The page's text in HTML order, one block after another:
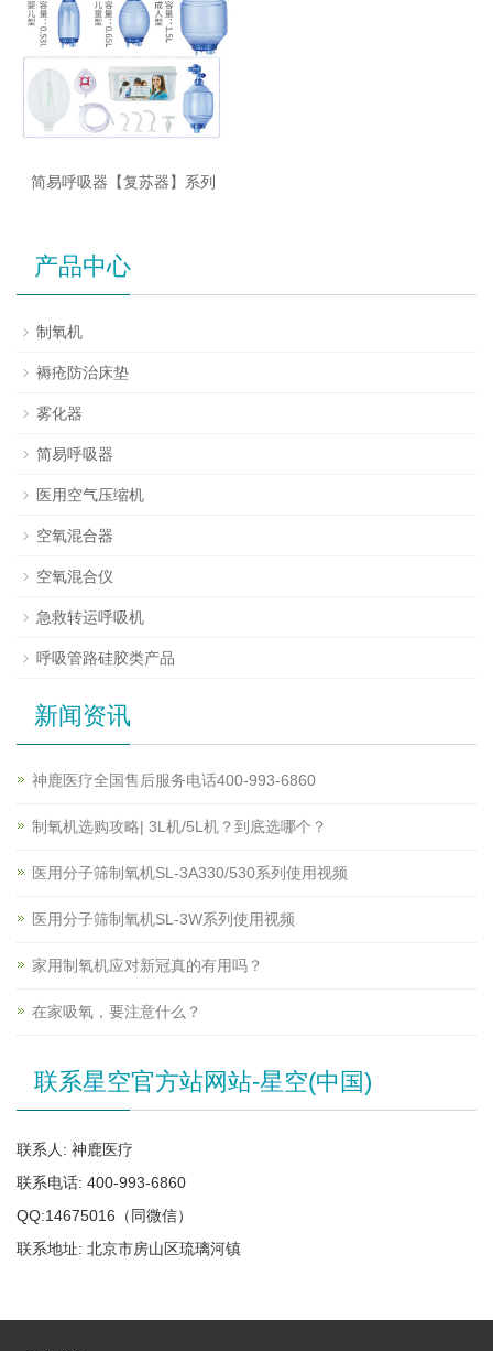
简易呼吸器【复苏器】系列
产品中心
制氧机
褥疮防治床垫
雾化器
简易呼吸器
医用空气压缩机
空氧混合器
空氧混合仪
急救转运呼吸机
呼吸管路硅胶类产品
新闻资讯
神鹿医疗全国售后服务电话400-993-6860
制氧机选购攻略| 3L机/5L机？到底选哪个？
医用分子筛制氧机SL-3A330/530系列使用视频
医用分子筛制氧机SL-3W系列使用视频
家用制氧机应对新冠真的有用吗？
在家吸氧，要注意什么？
联系星空官方站网站-星空(中国)
联系人: 神鹿医疗
联系电话: 400-993-6860
QQ:14675016（同微信）
联系地址: 北京市房山区琉璃河镇